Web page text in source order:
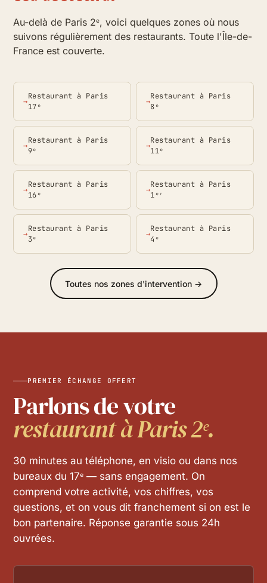
Au-delà de Paris 2ᵉ, voici quelques zones où nous
suivons régulièrement des restaurants. Toute l'Île-de-
France est couverte.
Restaurant à Paris
17ᵉ
Restaurant à Paris
8ᵉ
Restaurant à Paris
9ᵉ
Restaurant à Paris
11ᵉ
Restaurant à Paris
16ᵉ
Restaurant à Paris
1ᵉʳ
Restaurant à Paris
3ᵉ
Restaurant à Paris
4ᵉ
Toutes nos zones d'intervention →
PREMIER ÉCHANGE OFFERT
Parlons de votre
restaurant à Paris 2ᵉ.
30 minutes au téléphone, en visio ou dans nos
bureaux du 17ᵉ — sans engagement. On
comprend votre activité, vos chiffres, vos
questions, et on vous dit franchement si on est le
bon partenaire. Réponse garantie sous 24h
ouvrées.